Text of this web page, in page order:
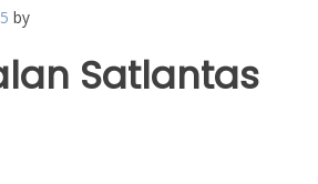
by
Satlantas